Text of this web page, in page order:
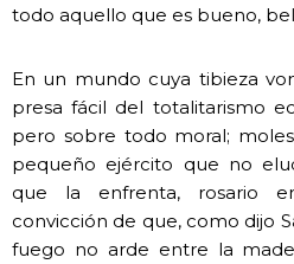
todo aquello que es bueno,
En un mundo cuya tibieza
presa fácil del totalitarismo
pero sobre todo moral;
pequeño ejército que no
que la enfrenta, rosario
convicción de que, como dijo
fuego no arde entre la